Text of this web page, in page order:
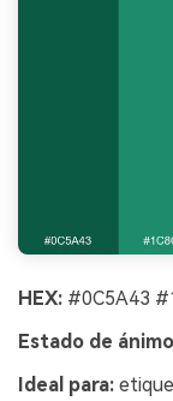
HEX: #0C5A43
Estado de
Ideal para: